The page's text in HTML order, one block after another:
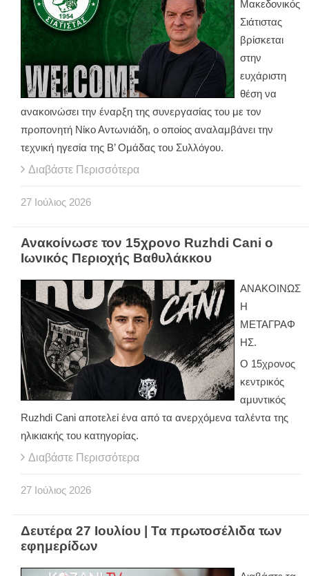
Μακεδονικός
Σιάτιστας
βρίσκεται
στην
ευχάριστη
θέση να
ανακοινώσει την έναρξη της συνεργασίας του με τον
προπονητή Νίκο Αντωνιάδη, ο οποίος αναλαμβάνει την
τεχνική ηγεσία της Β’ Ομάδας του Συλλόγου.
Διαβάστε Περισσότερα
27 Ιούλιος 2026
Ανακοίνωσε τον 15χρονο Ruzhdi Cani ο
Ιωνικός Περιοχής Βαθυλάκκου
ΑΝΑΚΟΙΝΩΣ
Η
ΜΕΤΑΓΡΑΦ
ΗΣ.
Ο 15χρονος
κεντρικός
αμυντικός
Ruzhdi Cani αποτελεί ένα από τα ανερχόμενα ταλέντα της
ηλικιακής του κατηγορίας.
Διαβάστε Περισσότερα
27 Ιούλιος 2026
Δευτέρα 27 Ιουλίου | Τα πρωτοσέλιδα των
εφημερίδων